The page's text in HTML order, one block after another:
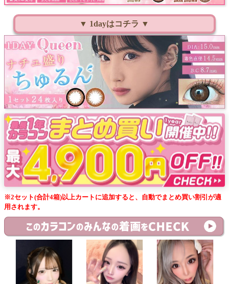
▼ 1dayはコチラ ▼
※2セット(合計4箱)以上カートに追加すると、自動でまとめ買い割引が適
用されます。